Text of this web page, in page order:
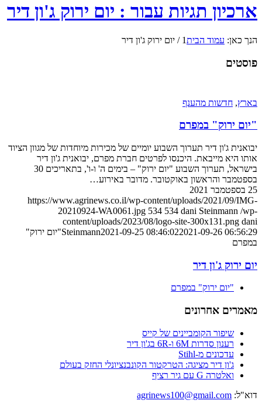
ארכיון תגיות עבור : יום ירוק ג'ון דיר
הנך כאן: עמוד הבית1
/ יום ירוק ג'ון דיר
פוסטים
בארץ, חדשות מהענף
"יום ירוק" במפרם
יבואנית ג'ון דיר תערוך השבוע יומיים של מכירות מיוחדות של מגוון הציוד
אותו היא מייבאת. היכנסו לפרטים חברת מפרם, יבואנית ג'ון דיר
בישראל, תערוך השבוע "יום ירוק" – בימים ה' ו-ו', בתאריכים 30
בספטמבר והראשון באוקטובר. מדובר באירוע…
25 בספטמבר 2021
https://www.agrinews.co.il/wp-content/uploads/2021/09/IMG-
20210924-WA0061.jpg 534 534 dani Steinmann /wp-
content/uploads/2023/08/logo-site-300x131.png dani
Steinmann2021-09-25 08:46:022021-09-26 06:56:29
"יום ירוק"
במפרם
יום ירוק ג'ון דיר
"יום ירוק" במפרם
מאמרים אחרונים
שיפור הקומביינים של קייס
רענון סדרות 6M ו-6R בג'ון דיר
עדכונים מ-Stihl
ג'ון דיר מציגה: הטרקטור הקונבנציונלי החזק בעולם
ואלטרה G עם גיר רציף
דוא"ל: agrinews100@gmail.com